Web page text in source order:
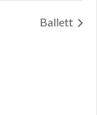
Ballett